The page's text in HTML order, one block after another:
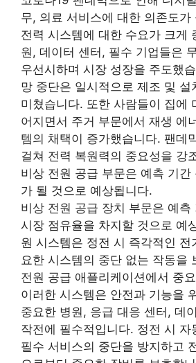
무, 의료 서비스에 대한 의존도가
전력 시스템에 대한 수요가 크게
원, 데이터 센터, 필수 기업들은
우선시하며 시장 성장을 주도했
망 중단은 일시적으로 제조 및 설
미쳤습니다. 또한 사람들이 집에
어지면서 주거 부문에서 재생 에
템의 채택이 증가했습니다. 팬데
걸쳐 전력 복원력의 중요성을 강
비상 전원 공급 부문은 예측 기간
가 될 것으로 예상됩니다.
비상 전원 공급 장치 부문은 예측
시장 점유율을 차지할 것으로 예
원 시스템은 정전 시 즉각적인 전
요한 시스템의 중단 없는 작동을
전원 공급 애플리케이션에서 중
이러한 시스템은 안전과 기능을
중요한 병원, 응급 대응 센터, 데
작전에 필수적입니다. 정전 시 자
필수 서비스의 중단을 방지하고